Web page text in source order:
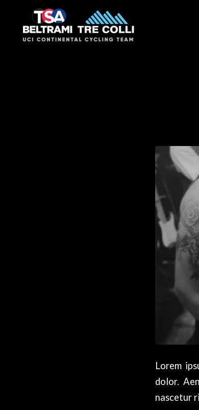
Lorem
dolor.
nascetur